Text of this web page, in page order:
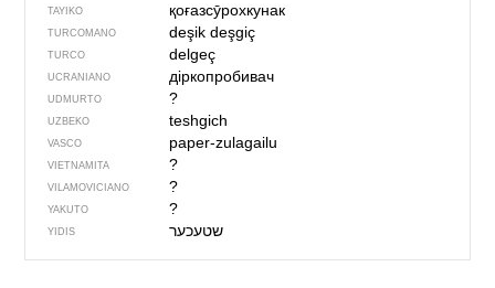
TAYIKO қоғазсӯрохкунак
TURCOMANO deşik deşgiç
TURCO delgeç
UCRANIANO діркопробивач
UDMURTO ?
UZBEKO teshgich
VASCO paper-zulagailu
VIETNAMITA ?
VILAMOVICIANO ?
YAKUTO ?
YIDIS